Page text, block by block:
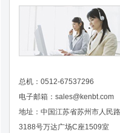
总机：0512-67537296
电子邮箱： sales@kenbt.com
地址：中国江苏省苏州市人民路
3188号万达广场C座1509室